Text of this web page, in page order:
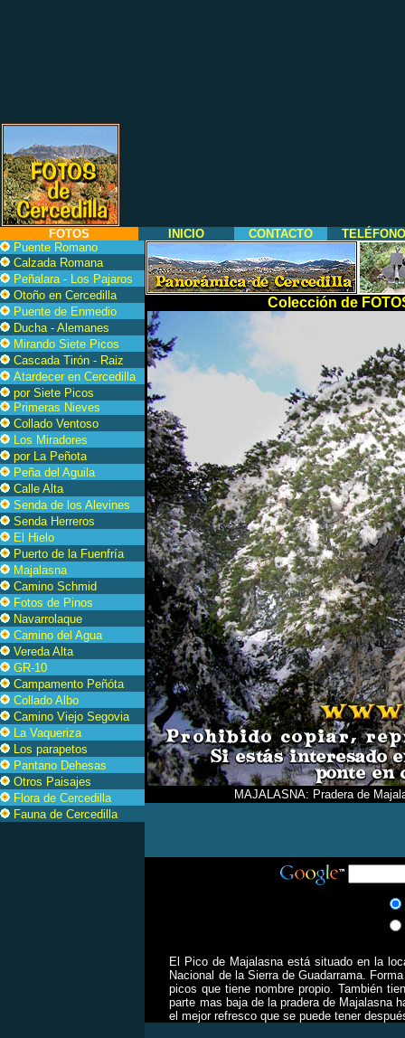
FOTOS INICIO CONTACTO
Puente Romano
Calzada Romana
Peñalara - Los Pajaros
Otoño en Cercedilla
Puente de Enmedio
Ducha - Alemanes
Mirando Siete Picos
Cascada Tirón - Raiz
Atardecer en Cercedilla
por Siete Picos
Primeras Nieves
Collado Ventoso
Los Miradores
por La Peñota
Peña del Aguila
Calle Alta
Senda de los Alevines
Senda Herreros
El Hielo
Puerto de la Fuenfría
Majalasna
Camino Schmid
Fotos de Pinos
Navarrolaque
Camino del Agua
Vereda Alta
GR-10
Campamento Peñóta
Collado Albo
Camino Viejo Segovia
La Vaqueriza
Los parapetos
Pantano Dehesas
Otros Paisajes
Flora de Cercedilla
Fauna de Cercedilla
Colección de
MAJALASNA: Pradera de
El Pico de Majalasna está situado en la
Nacional de la Sierra de Guadarrama.
picos que tiene nombre propio. También
parte mas baja de la pradera de Majalasna
el mejor refresco que se puede tener